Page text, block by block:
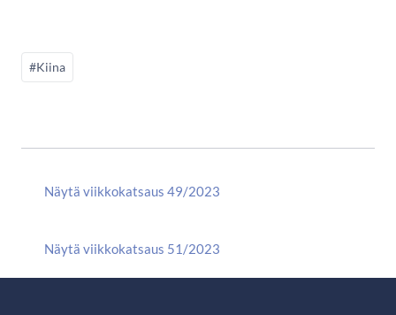
#Kiina
Näytä viikkokatsaus 49/2023
Näytä viikkokatsaus 51/2023